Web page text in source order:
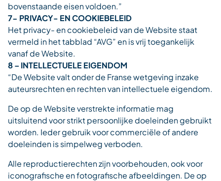
bovenstaande eisen voldoen.”
7- PRIVACY- EN COOKIEBELEID
Het privacy- en cookiebeleid van de Website staat
vermeld in het tabblad “AVG” en is vrij toegankelijk
vanaf de Website.
8 – INTELLECTUELE EIGENDOM
“De Website valt onder de Franse wetgeving inzake
auteursrechten en rechten van intellectuele eigendom.
De op de Website verstrekte informatie mag
uitsluitend voor strikt persoonlijke doeleinden gebruikt
worden. Ieder gebruik voor commerciële of andere
doeleinden is simpelweg verboden.
Alle reproductierechten zijn voorbehouden, ook voor
iconografische en fotografische afbeeldingen. De op